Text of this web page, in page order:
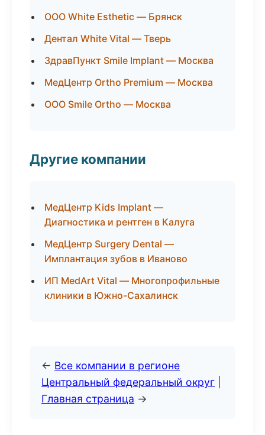
ООО White Esthetic — Брянск
Дентал White Vital — Тверь
ЗдравПункт Smile Implant — Москва
МедЦентр Ortho Premium — Москва
ООО Smile Ortho — Москва
Другие компании
МедЦентр Kids Implant —
Диагностика и рентген в Калуга
МедЦентр Surgery Dental —
Имплантация зубов в Иваново
ИП MedArt Vital — Многопрофильные
клиники в Южно-Сахалинск
← Все компании в регионе
Центральный федеральный округ
Главная страница →